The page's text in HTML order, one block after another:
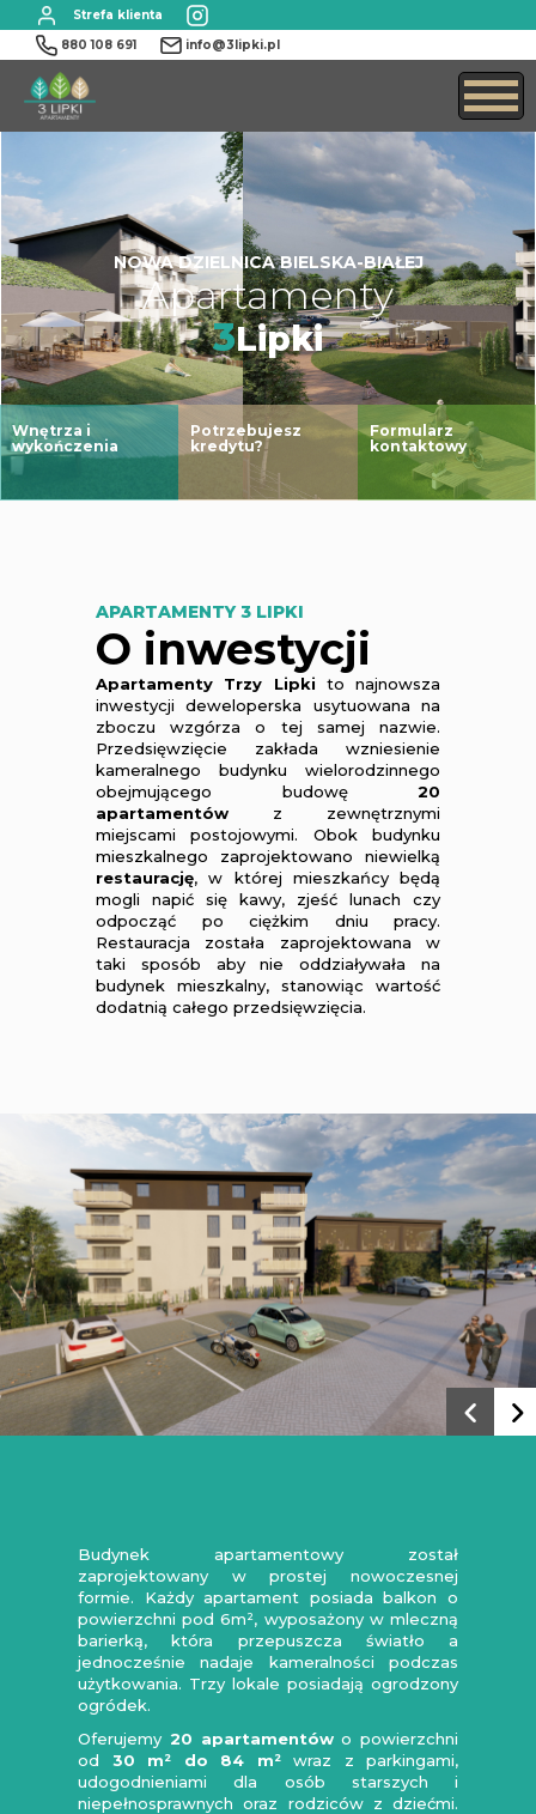
Strefa klienta
880 108 691
info@3lipki.pl
NOWA DZIELNICA BIELSKA-BIAŁEJ
Apartamenty
3Lipki
Wnętrza i
wykończenia
Potrzebujesz
kredytu?
Formularz
kontaktowy
APARTAMENTY 3 LIPKI
O inwestycji
Apartamenty Trzy Lipki to najnowsza
inwestycji deweloperska usytuowana na
zboczu wzgórza o tej samej nazwie.
Przedsięwzięcie zakłada wzniesienie
kameralnego budynku wielorodzinnego
obejmującego budowę 20
apartamentów z zewnętrznymi
miejscami postojowymi. Obok budynku
mieszkalnego zaprojektowano niewielką
restaurację, w której mieszkańcy będą
mogli napić się kawy, zjeść lunach czy
odpocząć po ciężkim dniu pracy.
Restauracja została zaprojektowana w
taki sposób aby nie oddziaływała na
budynek mieszkalny, stanowiąc wartość
dodatnią całego przedsięwzięcia.
Budynek apartamentowy został
zaprojektowany w prostej nowoczesnej
formie. Każdy apartament posiada balkon o
powierzchni pod 6m², wyposażony w mleczną
barierką, która przepuszcza światło a
jednocześnie nadaje kameralności podczas
użytkowania. Trzy lokale posiadają ogrodzony
ogródek.
Oferujemy 20 apartamentówo powierzchni
od 30 m² do 84 m²wraz z parkingami,
udogodnieniami dla osób starszych i
niepełnosprawnych oraz rodziców z dziećmi.